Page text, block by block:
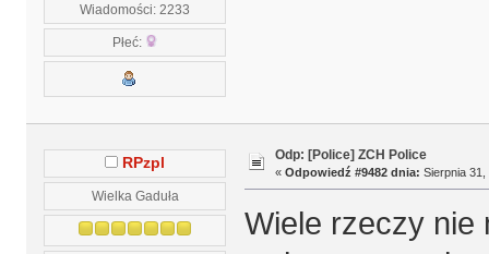
Wiadomości: 2233
Płeć:
RPzpl
Wielka Gaduła
Odp: [Police] ZCH Police
« Odpowiedź #9482 dnia: Sierpnia
Wiele rzeczy nie